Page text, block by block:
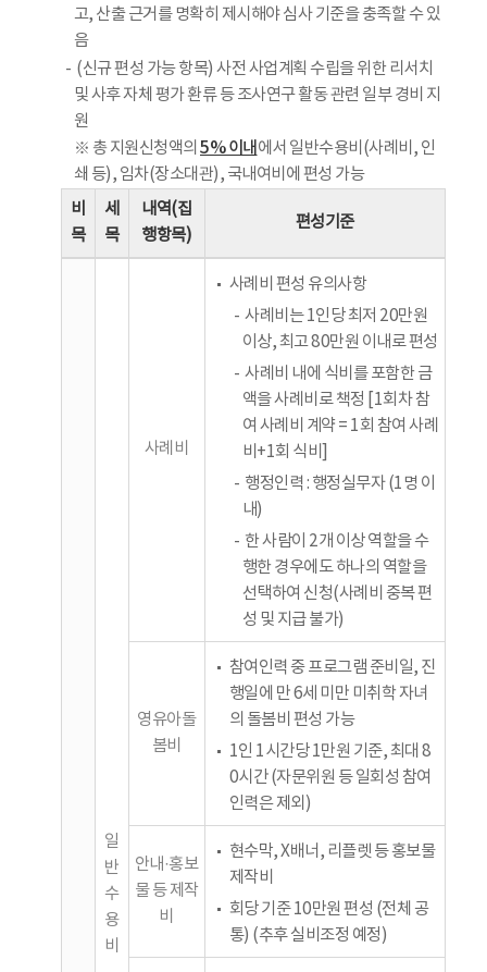
고, 산출 근거를 명확히 제시해야 심사 기준을 충족할 수 있
음
(신규 편성 가능 항목) 사전 사업계획 수립을 위한 리서치
및 사후 자체 평가 환류 등 조사연구 활동 관련 일부 경비 지
원
※ 총 지원신청액의 5% 이내 에서 일반수용비(사례비, 인
쇄 등), 임차(장소대관), 국내여비에 편성 가능
비
목
세
목
내역(집
행항목)
편성기준
일
반
수
용
비
사례비
사례비 편성 유의사항
사례비는 1인당 최저 20만원
이상, 최고 80만원 이내로 편성
사례비 내에 식비를 포함한 금
액을 사례비로 책정 [1회차 참
여 사례비 계약 = 1회 참여 사례
비+1회 식비]
행정인력 : 행정실무자 (1명 이
내)
한 사람이 2개 이상 역할을 수
행한 경우에도 하나의 역할을
선택하여 신청(사례비 중복 편
성 및 지급 불가)
영유아돌
봄비
참여인력 중 프로그램 준비일, 진
행일에 만 6세 미만 미취학 자녀
의 돌봄비 편성 가능
1인 1시간당 1만원 기준, 최대 8
0시간 (자문위원 등 일회성 참여
인력은 제외)
안내·홍보
물 등 제작
비
현수막, X배너, 리플렛 등 홍보물
제작비
회당 기준 10만원 편성 (전체 공
통) (추후 실비조정 예정)